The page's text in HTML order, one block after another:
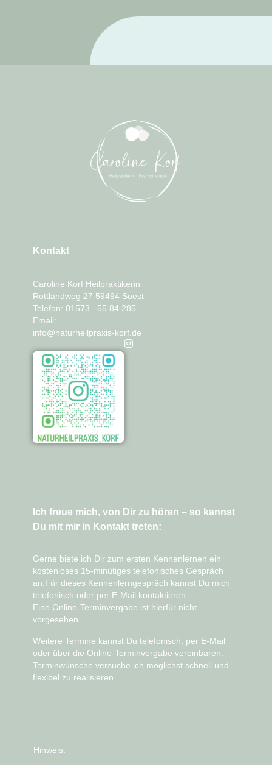
Kontakt
Caroline Korf Heilpraktikerin
Rottlandweg 27 59494 Soest
Telefon: 01573 . 55 84 285
Email:
info@naturheilpraxis-korf.de
Ich freue mich, von Dir zu hören – so kannst
Du mit mir in Kontakt treten:
Gerne biete ich Dir zum ersten Kennenlernen ein
kostenloses 15-minütiges telefonisches Gespräch
an.Für dieses Kennenlerngespräch kannst Du mich
telefonisch oder per E-Mail kontaktieren.
Eine Online-Terminvergabe ist hierfür nicht
vorgesehen.
Weitere Termine kannst Du telefonisch, per E-Mail
oder über die Online-Terminvergabe vereinbaren.
Terminwünsche versuche ich möglichst schnell und
flexibel zu realisieren.
Hinweis: